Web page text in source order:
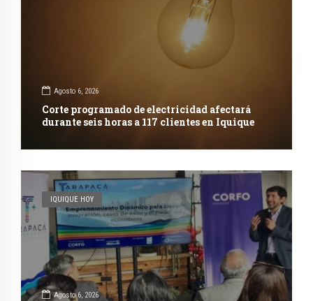
Agosto 6, 2026
Corte programado de electricidad afectará
durante seis horas a 117 clientes en Iquique
IQUIQUE HOY
Agosto 6, 2026